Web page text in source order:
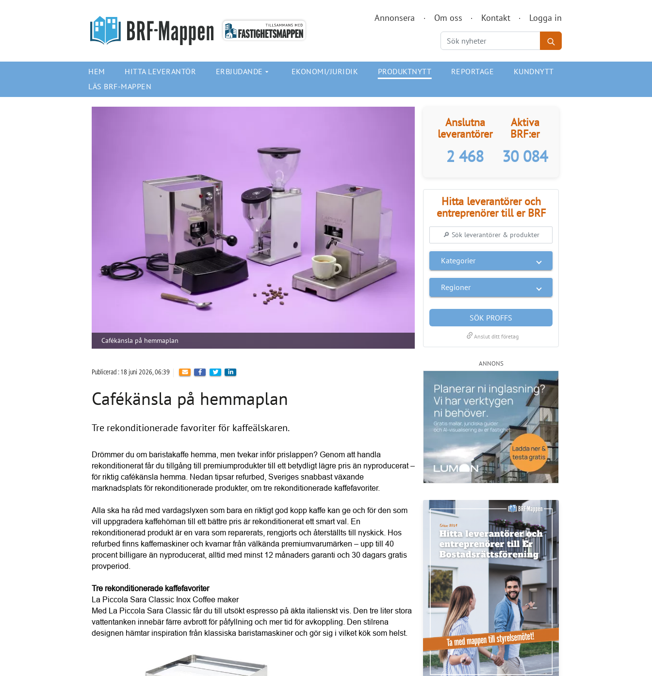
Annonsera Om oss Kontakt Logga in
HEM HITTA LEVERANTÖR ERBJUDANDE arrow_drop_down EKONOMI/JURIDIK PRODUKTNYTT REPORTAGE
KUNDNYTT
LÄS BRF-MAPPEN
Cafékänsla på hemmaplan
Publicerad : 18 juni 2026, 06:39
Cafékänsla på hemmaplan
Tre rekonditionerade favoriter för kaffeälskaren.
Drömmer du om baristakaffe hemma, men tvekar inför prislappen? Genom att handla
rekonditionerat får du tillgång till premiumprodukter till ett betydligt lägre pris än nyproducerat –
för riktig cafékänsla hemma. Nedan tipsar refurbed, Sveriges snabbast växande
marknadsplats för rekonditionerade produkter, om tre rekonditionerade kaffefavoriter.
Alla ska ha råd med vardagslyxen som bara en riktigt god kopp kaffe kan ge och för den som
vill uppgradera kaffehörnan till ett bättre pris är rekonditionerat ett smart val. En
rekonditionerad produkt är en vara som reparerats, rengjorts och återställts till nyskick. Hos
refurbed finns kaffemaskiner och kvarnar från välkända premiumvarumärken – upp till 40
procent billigare än nyproducerat, alltid med minst 12 månaders garanti och 30 dagars gratis
provperiod.
Tre rekonditionerade kaffefavoriter
La Piccola Sara Classic Inox Coffee maker
Med La Piccola Sara Classic får du till utsökt espresso på äkta italienskt vis. Den tre liter stora
vattentanken innebär färre avbrott för påfyllning och mer tid för avkoppling. Den stilrena
designen hämtar inspiration från klassiska baristamaskiner och gör sig i vilket kök som helst.
Anslutna
leverantörer
2 468
Aktiva
BRF:er
30 084
Hitta leverantörer och
entreprenörer till er BRF
Kategorier
Regioner
SÖK PROFFS
linkAnslut ditt företag
ANNONS